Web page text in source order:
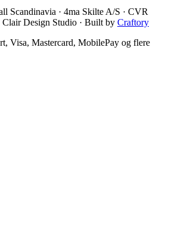
Scandinavia · 4ma Skilte A/S · CVR
Clair Design Studio · Built by Craftory